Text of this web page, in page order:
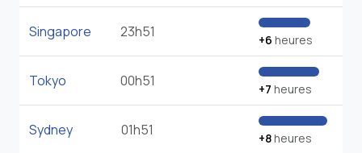
Singapore 23h51 +6 heures
Tokyo 00h51 +7 heures
Sydney 01h51 +8heures